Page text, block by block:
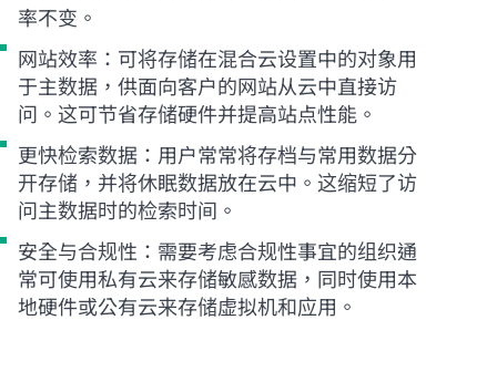
率不变。
网站效率：可将存储在混合云设置中的对象用
于主数据，供面向客户的网站从云中直接访
问。这可节省存储硬件并提高站点性能。
更快检索数据：用户常常将存档与常用数据分
开存储，并将休眠数据放在云中。这缩短了访
问主数据时的检索时间。
安全与合规性：需要考虑合规性事宜的组织通
常可使用私有云来存储敏感数据，同时使用本
地硬件或公有云来存储虚拟机和应用。